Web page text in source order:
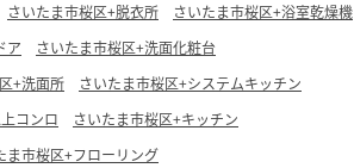
さいたま市桜区+脱衣所
さいたま市桜区+浴室乾燥機
ア
さいたま市桜区+洗面化粧台
+洗面所
さいたま市桜区+システムキッチン
コンロ
さいたま市桜区+キッチン
ま市桜区+フローリング